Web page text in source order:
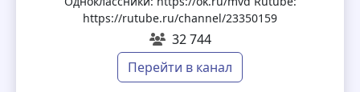
https://rutube.ru/channel/23350159
32 744
Перейти в канал